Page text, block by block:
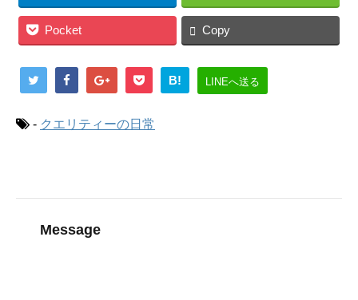
Pocket Copy
B! LINEへ送る
- クエリティーの日常
Message